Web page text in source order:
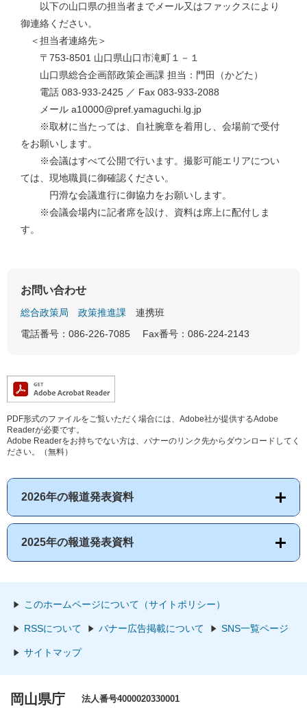
以下の山口県の担当者までメール又はファックスにより
御連絡ください。
＜担当者連絡先＞
〒753-8501 山口県山口市滝町１－１
山口県総合企画部政策企画課 担当：門田（かどた）
電話 083-933-2425 ／ Fax 083-933-2088
メール a10000@pref.yamaguchi.lg.jp
※取材に当たっては、自社腕章を着用し、会場前で受付
をお願いします。
※会議はすべて公開で行います。撮影可能エリアについ
ては、現地職員に御確認ください。
円滑な会議進行に御協力をお願いします。
※会議会場内に記者席を設け、資料は席上に配付しま
す。
お問い合わせ
総合政策局 政策推進課
連携班
電話番号：086-226-7085
Fax番号：086-224-2143
PDF形式のファイルをご覧いただく場合には、Adobe社が提供するAdobe
Readerが必要です。
Adobe Readerをお持ちでない方は、バナーのリンク先からダウンロードしてく
ださい。（無料）
2026年の報道発表資料
2025年の報道発表資料
このホームページについて（サイトポリシー）
RSSについて バナー広告掲載について SNS一覧ページ
サイトマップ
岡山県庁 法人番号4000020330001